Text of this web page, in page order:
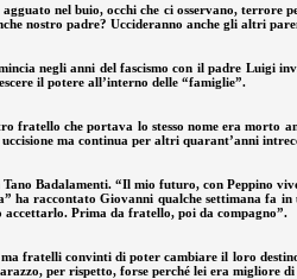
nel buio, occhi che ci osservano,
nostro padre? Uccideranno anche gli altri
negli anni del fascismo con il padre Luigi
il potere all’interno delle “famiglie”.
fratello che portava lo stesso nome era
ma continua per altri quarant’anni
Badalamenti. “Il mio futuro, con
raccontato Giovanni qualche settimana fa
accettarlo. Prima da fratello, poi da compagno”.
convinti di poter cambiare il loro
per rispetto, forse perché lei era migliore